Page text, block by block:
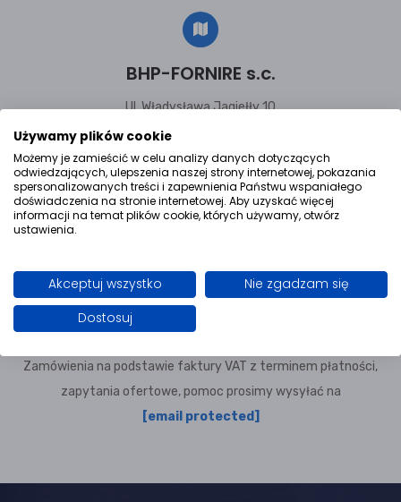
BHP-FORNIRE s.c.
Ul. Władysława Jagiełły 10
32-600 Oświęcim, Małopolska
Szybki kontakt
Napisz do nas
Zamówienia na podstawie faktury VAT z terminem płatności,
zapytania ofertowe, pomoc prosimy wysyłać na
[email protected]
Używamy plików cookie
Możemy je zamieścić w celu analizy danych dotyczących
odwiedzających, ulepszenia naszej strony internetowej, pokazania
spersonalizowanych treści i zapewnienia Państwu wspaniałego
doświadczenia na stronie internetowej. Aby uzyskać więcej
informacji na temat plików cookie, których używamy, otwórz
ustawienia.
Akceptuj wszystko
Nie zgadzam się
Dostosuj